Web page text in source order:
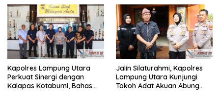
Kapolres Lampung Utara
Perkuat Sinergi dengan
Kalapas Kotabumi, Bahas
Jalin Silaturahmi, Kapolres
Lampung Utara Kunjungi
Tokoh Adat Akuan Abung